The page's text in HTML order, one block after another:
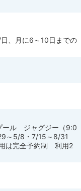
、月に6～10日までの
ール ジャグジー（9:0
～5/8・7/15～8/31
は完全予約制 利用2